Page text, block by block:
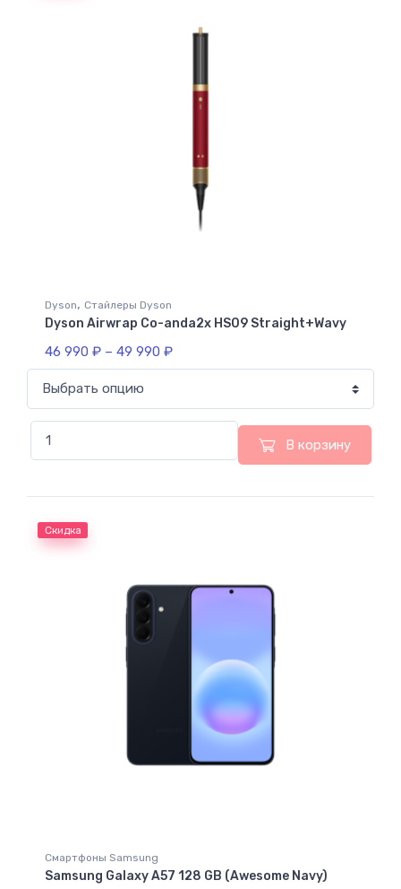
Dyson, Стайлеры Dyson
Dyson Airwrap Co-anda2x HS09 Straight+Wavy
46 990 ₽ – 49 990 ₽
В корзину
Скидка
Смартфоны Samsung
Samsung Galaxy A57 128 GB (Awesome Navy)